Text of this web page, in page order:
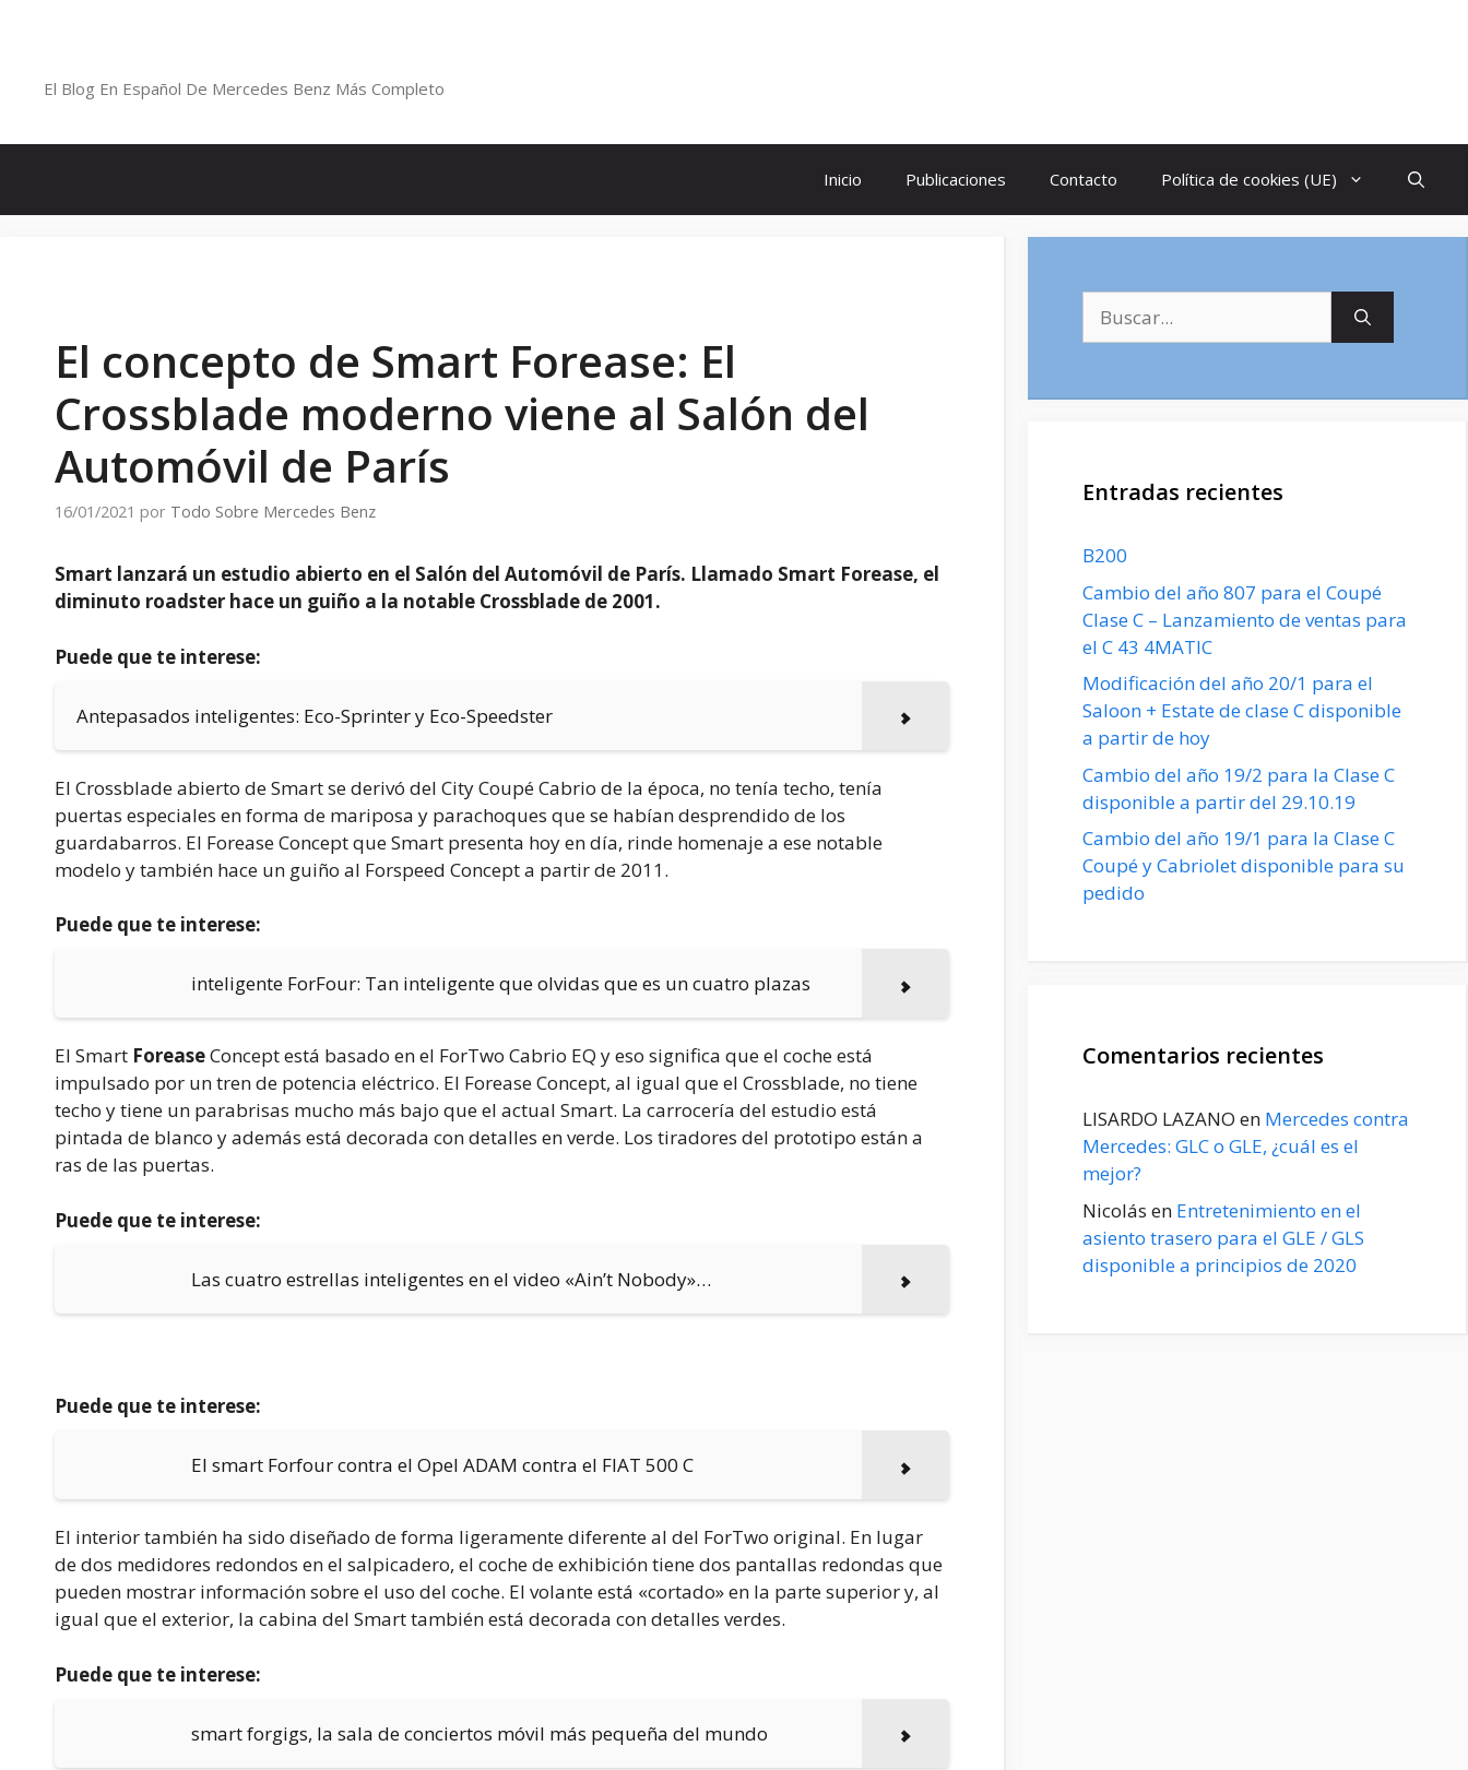
El Blog En Español De Mercedes Benz Más Completo
Inicio Publicaciones Contacto Política de cookies (UE)
El concepto de Smart Forease: El
Crossblade moderno viene al Salón del
Automóvil de París
16/01/2021 por Todo Sobre Mercedes Benz
Smart lanzará un estudio abierto en el Salón del Automóvil de París. Llamado Smart Forease, el
diminuto roadster hace un guiño a la notable Crossblade de 2001.
Puede que te interese:
Antepasados inteligentes: Eco-Sprinter y Eco-Speedster
El Crossblade abierto de Smart se derivó del City Coupé Cabrio de la época, no tenía techo, tenía
puertas especiales en forma de mariposa y parachoques que se habían desprendido de los
guardabarros. El Forease Concept que Smart presenta hoy en día, rinde homenaje a ese notable
modelo y también hace un guiño al Forspeed Concept a partir de 2011.
Puede que te interese:
inteligente ForFour: Tan inteligente que olvidas que es un cuatro plazas
El Smart ForeaseConcept está basado en el ForTwo Cabrio EQ y eso significa que el coche está
impulsado por un tren de potencia eléctrico. El Forease Concept, al igual que el Crossblade, no tiene
techo y tiene un parabrisas mucho más bajo que el actual Smart. La carrocería del estudio está
pintada de blanco y además está decorada con detalles en verde. Los tiradores del prototipo están a
ras de las puertas.
Puede que te interese:
Las cuatro estrellas inteligentes en el video «Ain’t Nobody»…
Puede que te interese:
El smart Forfour contra el Opel ADAM contra el FIAT 500 C
El interior también ha sido diseñado de forma ligeramente diferente al del ForTwo original. En lugar
de dos medidores redondos en el salpicadero, el coche de exhibición tiene dos pantallas redondas que
pueden mostrar información sobre el uso del coche. El volante está «cortado» en la parte superior y, al
igual que el exterior, la cabina del Smart también está decorada con detalles verdes.
Puede que te interese:
smart forgigs, la sala de conciertos móvil más pequeña del mundo
Entradas recientes
B200
Cambio del año 807 para el Coupé
Clase C – Lanzamiento de ventas para
el C 43 4MATIC
Modificación del año 20/1 para el
Saloon + Estate de clase C disponible
a partir de hoy
Cambio del año 19/2 para la Clase C
disponible a partir del 29.10.19
Cambio del año 19/1 para la Clase C
Coupé y Cabriolet disponible para su
pedido
Comentarios recientes
LISARDO LAZANO en Mercedes contra
Mercedes: GLC o GLE, ¿cuál es el
mejor?
Nicolás en Entretenimiento en el
asiento trasero para el GLE / GLS
disponible a principios de 2020